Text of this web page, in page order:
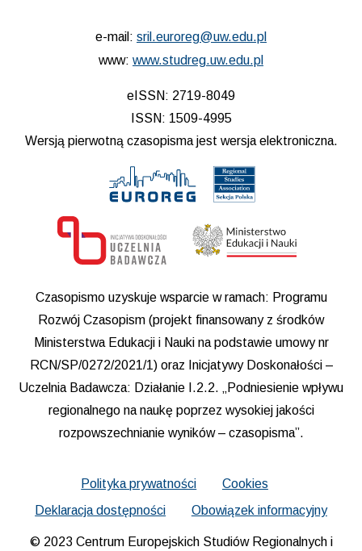
e-mail: sril.euroreg@uw.edu.pl
www: www.studreg.uw.edu.pl
eISSN: 2719-8049
ISSN: 1509-4995
Wersją pierwotną czasopisma jest wersja elektroniczna.
Czasopismo uzyskuje wsparcie w ramach: Programu
Rozwój Czasopism (projekt finansowany z środków
Ministerstwa Edukacji i Nauki na podstawie umowy nr
RCN/SP/0272/2021/1) oraz Inicjatywy Doskonałości –
Uczelnia Badawcza: Działanie I.2.2. „Podniesienie wpływu
regionalnego na naukę poprzez wysokiej jakości
rozpowszechnianie wyników – czasopisma”.
Polityka prywatności
Cookies
Deklaracja dostępności
Obowiązek informacyjny
© 2023 Centrum Europejskich Studiów Regionalnych i